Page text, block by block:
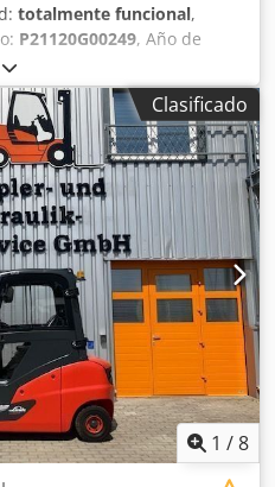
totalmente funcional,
P21120G00249, Año de
, altura de elevación:8.300
, tipo de combustible:
, altura de construcción:
kg, tipo de accionamiento:
Triplex Chjdjuhw Nhopfx
y completamente
Voltios de la batería: 48V
No.: R0051 Año de
11000 El
una condición normal y
a petición Errores y venta
su camión, póngase
una gran selección de
lateral, 3ª
Clasificado
1 /8